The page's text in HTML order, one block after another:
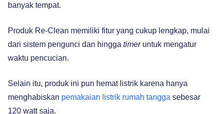
banyak tempat.
Produk Re-Clean memiliki fitur yang cukup lengkap, mulai
dari sistem pengunci dan hingga timeruntuk mengatur
waktu pencucian.
Selain itu, produk ini pun hemat listrik karena hanya
menghabiskan pemakaian listrik rumah tangga sebesar
120 watt saja.